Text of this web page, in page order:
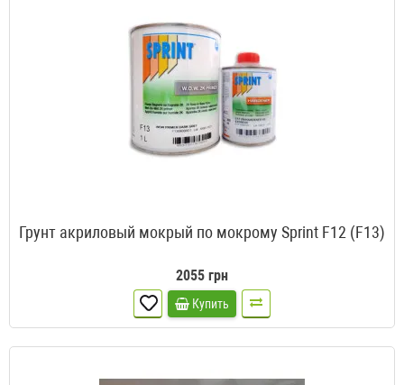
Грунт акриловый мокрый по мокрому Sprint F12 (F13)
2055 грн
Купить